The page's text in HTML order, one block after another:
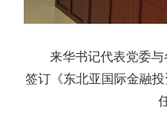
来华书记代表党委
签订《东北亚国际金融